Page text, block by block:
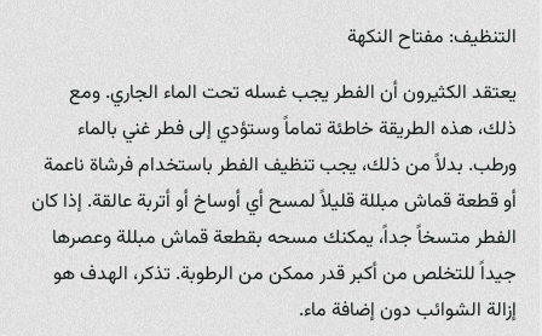
التنظيف: مفتاح النكهة
يعتقد الكثيرون أن الفطر يجب غسله تحت الماء الجاري. ومع
ذلك، هذه الطريقة خاطئة تماماً وستؤدي إلى فطر غني بالماء
ورطب. بدلاً من ذلك، يجب تنظيف الفطر باستخدام فرشاة ناعمة
أو قطعة قماش مبللة قليلاً لمسح أي أوساخ أو أتربة عالقة. إذا كان
الفطر متسخاً جداً، يمكنك مسحه بقطعة قماش مبللة وعصرها
جيداً للتخلص من أكبر قدر ممكن من الرطوبة. تذكر، الهدف هو
إزالة الشوائب دون إضافة ماء.